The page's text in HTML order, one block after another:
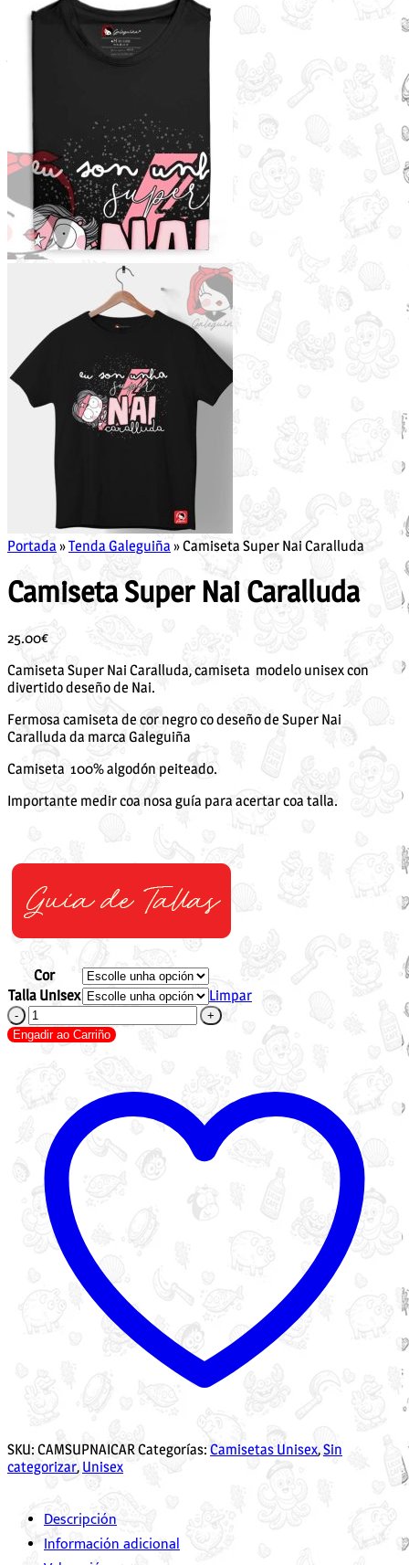
Portada »Tenda Galeguiña »Camiseta Super Nai Caralluda
Camiseta Super Nai Caralluda
25.00€
Camiseta Super Nai Caralluda, camiseta modelo unisex con
divertido deseño de Nai.
Fermosa camiseta de cor negro co deseño de Super Nai
Caralluda da marca Galeguiña
Camiseta 100% algodón peiteado.
Importante medir coa nosa guía para acertar coa talla.
Cor
Talla Unisex
Limpar
Camiseta
Super
Nai
cantidade
Engadir ao Carriño
SKU: CAMSUPNAICARCategorías:Camisetas Unisex,Sin
categorizar, Unisex
Descripción
Información adicional